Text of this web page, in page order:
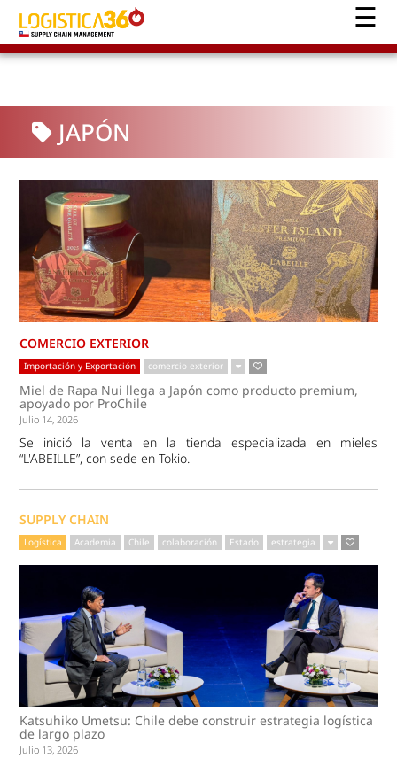
JAPÓN
COMERCIO EXTERIOR
Importación y Exportación comercio exterior
Miel de Rapa Nui llega a Japón como producto premium,
apoyado por ProChile
Julio 14, 2026
Se inició la venta en la tienda especializada en mieles
“L'ABEILLE”, con sede en Tokio.
SUPPLY CHAIN
Logística Academia Chile colaboración Estado estrategia
Katsuhiko Umetsu: Chile debe construir estrategia logística
de largo plazo
Julio 13, 2026